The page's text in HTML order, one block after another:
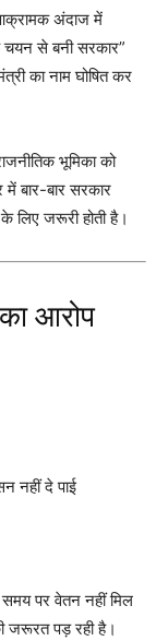
आक्रामक अंदाज में
चयन से बनी सरकार”
का नाम घोषित कर
भूमिका को
में बार-बार सरकार
लिए जरूरी होती है।
आरोप
नहीं दे पाई
समय पर वेतन नहीं मिल
जरूरत पड़ रही है।